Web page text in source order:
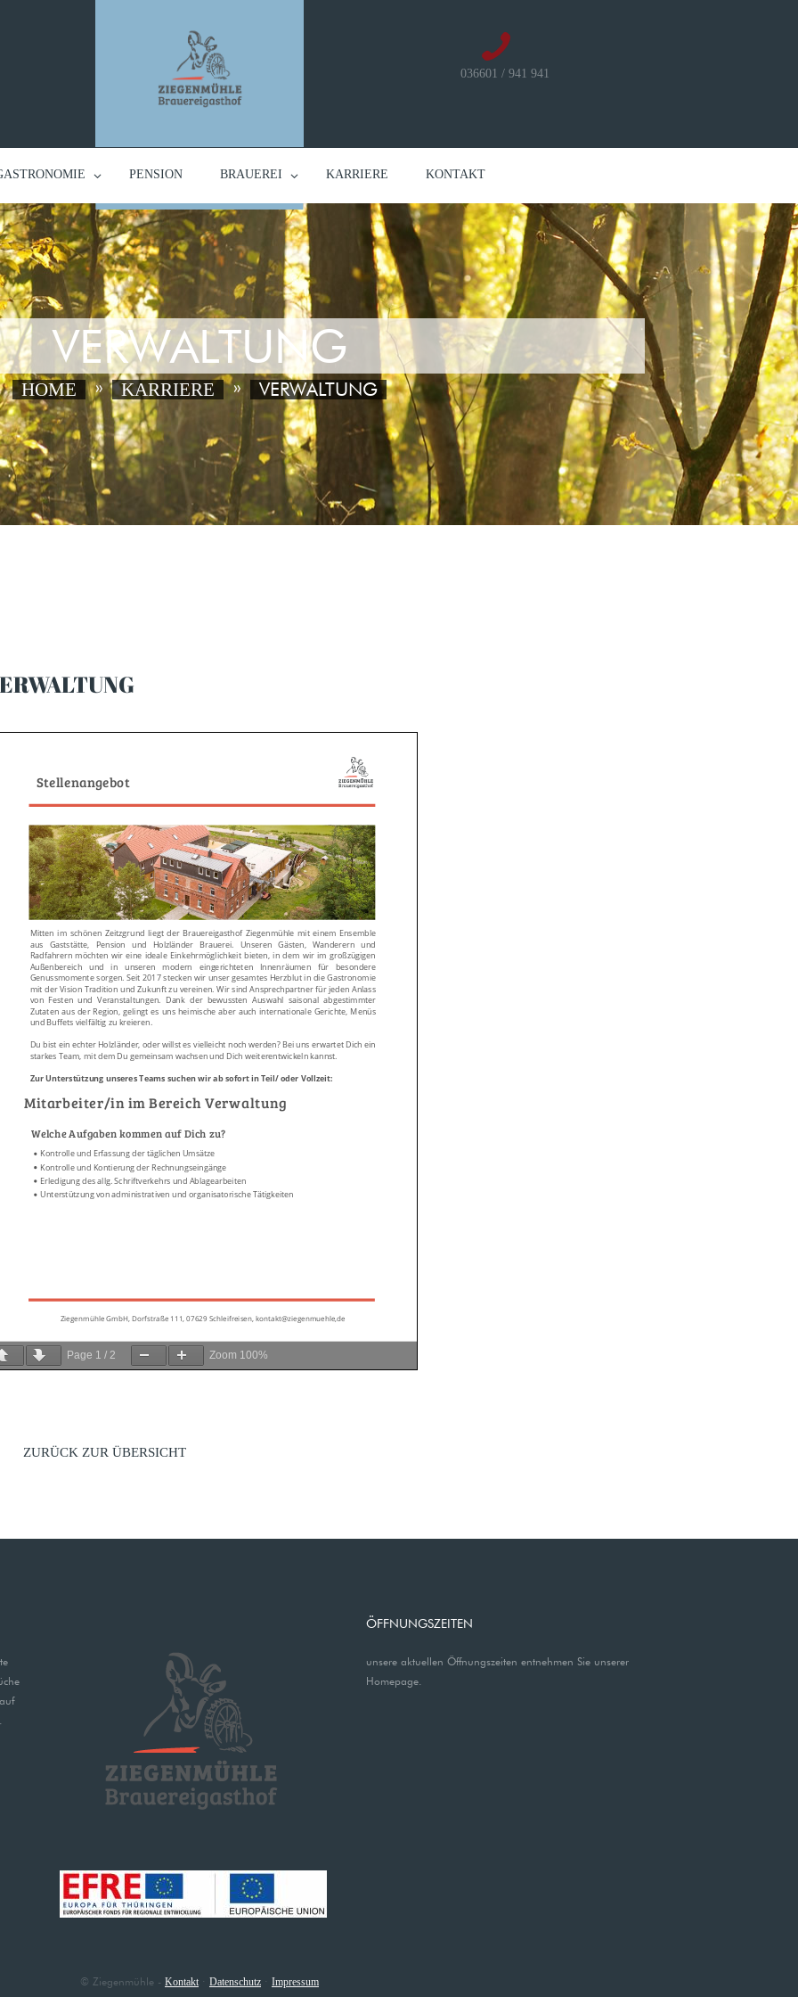
036601 / 941 941
PENSION BRAUEREI KARRIERE KONTAKT
VERWALTUNG
HOME KARRIERE VERWALTUNG
Page 1 / 2 Zoom 100%
ZURÜCK ZUR ÜBERSICHT
ÖFFNUNGSZEITEN
unsere aktuellen Öffnungszeiten entnehmen Sie unserer
Homepage.
© Ziegenmühle - Kontakt · Datenschutz · Impressum